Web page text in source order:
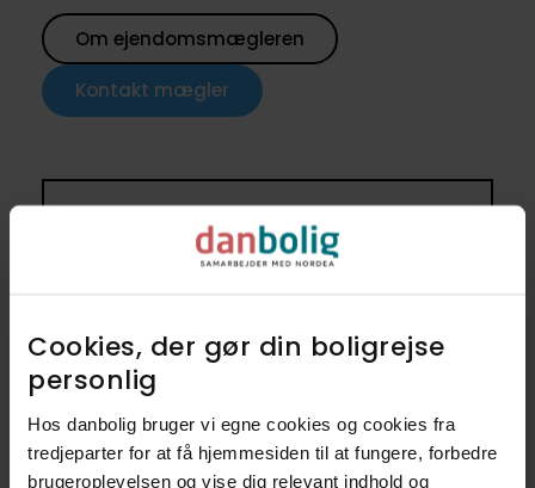
Cookies, der gør din boligrejse
personlig​
Hos danbolig bruger vi egne cookies og cookies fra
tredjeparter for at få hjemmesiden til at fungere, forbedre
brugeroplevelsen og vise dig relevant indhold og
Om ejendomsmægleren
Kontakt mægler
Få besked når lignende
Opret en søgeagent i danboligs
køberkartotek og få besked når nye
boliger kommer til salg
3720
60 - 80 m2